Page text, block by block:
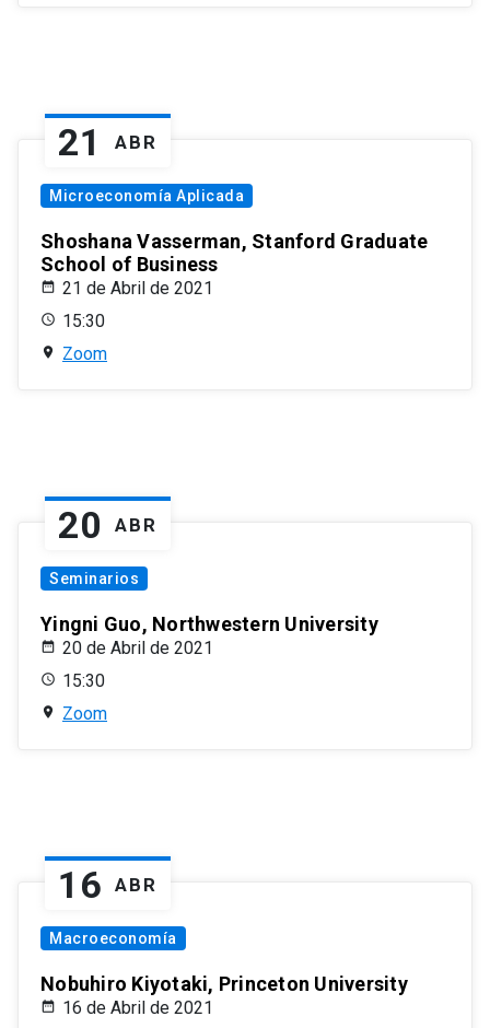
21 ABR
Microeconomía Aplicada
Shoshana Vasserman, Stanford Graduate
School of Business
21 de Abril de 2021
15:30
Zoom
20 ABR
Seminarios
Yingni Guo, Northwestern University
20 de Abril de 2021
15:30
Zoom
16 ABR
Macroeconomía
Nobuhiro Kiyotaki, Princeton University
16 de Abril de 2021